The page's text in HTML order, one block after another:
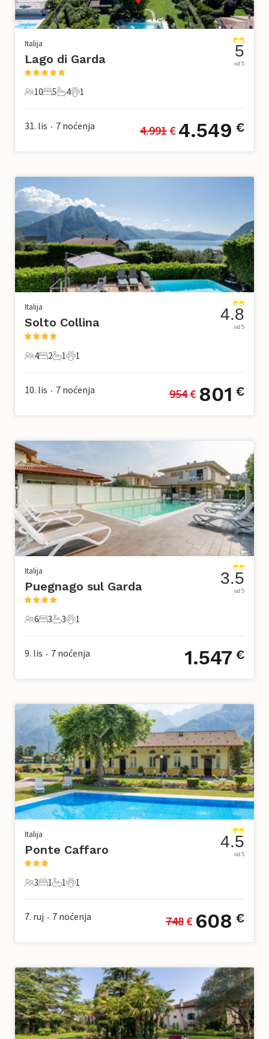
Italija
Lago di Garda
10 Gosti
10
5 Spavaće sobe
5
4 Kupaonice
4
1 Kućni ljubimac
1
5
od 5
31. lis • 7 noćenja 4.991 € 4.549 €
Italija
Solto Collina
4 Gosti
4
2 Spavaće sobe
2
1 Kupaonica
1
1 Kućni ljubimac
1
4.8
od 5
10. lis • 7 noćenja 954 € 801 €
Italija
Puegnago sul Garda
6 Gosti
6
3 Spavaće sobe
3
3 Kupaonice
3
1 Kućni ljubimac
1
3.5
od 5
9. lis • 7 noćenja 1.547 €
Italija
Ponte Caffaro
3 Gosti
3
1 Spavaća soba
1
1 Kupaonica
1
1 Kućni ljubimac
1
4.5
od 5
7. ruj • 7 noćenja 748 € 608 €